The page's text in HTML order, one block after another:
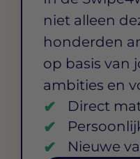
niet alleen
honderden
op basis van
ambities en
Direct
Nieuwe